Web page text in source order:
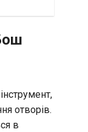
отворів.
в